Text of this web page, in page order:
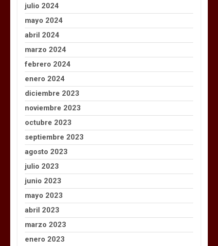
julio 2024
mayo 2024
abril 2024
marzo 2024
febrero 2024
enero 2024
diciembre 2023
noviembre 2023
octubre 2023
septiembre 2023
agosto 2023
julio 2023
junio 2023
mayo 2023
abril 2023
marzo 2023
enero 2023